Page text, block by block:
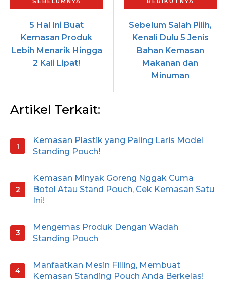
5 Hal Ini Buat
Kemasan Produk
Lebih Menarik Hingga
2 Kali Lipat!
Sebelum Salah Pilih,
Kenali Dulu 5 Jenis
Bahan Kemasan
Makanan dan
Minuman
Artikel Terkait:
Kemasan Plastik yang Paling Laris Model
Standing Pouch!
Kemasan Minyak Goreng Nggak Cuma
Botol Atau Stand Pouch, Cek Kemasan Satu
Ini!
Mengemas Produk Dengan Wadah
Standing Pouch
Manfaatkan Mesin Filling, Membuat
Kemasan Standing Pouch Anda Berkelas!